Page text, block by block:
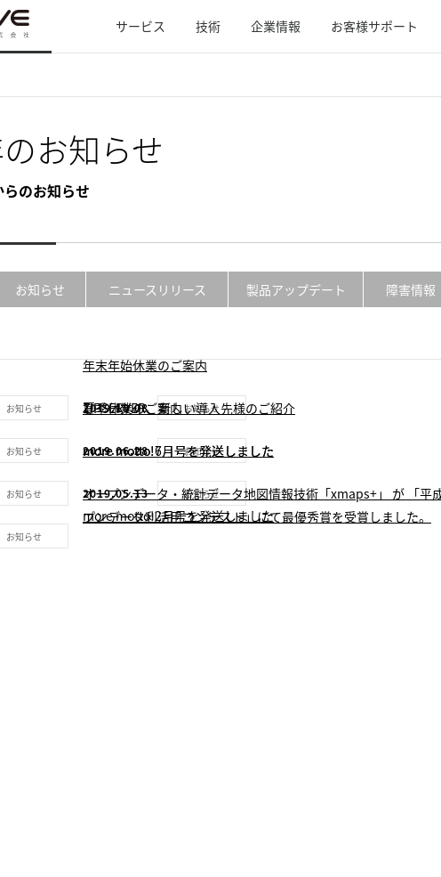
サービス 技術 企業情報 お客様サポート
お知らせ
のお知らせ
お知らせ ニュースリリース 製品アップデート 障害情報
お知らせ
年末年始休業のご案内
2019.10.08 お知らせ
ZIPSERVER、新しい導入先様のご紹介
お知らせ
夏季休業のご案内
2019.06.28 お知らせ
more motto!7月号を発送しました
お知らせ
more motto!6月号を発送しました
2019.05.13 お知らせ
オープンデータ・統計データ地図情報技術「xmaps+」 が 「平
プンデータ利活用コンテスト」にて最優秀賞を受賞しました。
お知らせ
more motto!2月号を発送しました